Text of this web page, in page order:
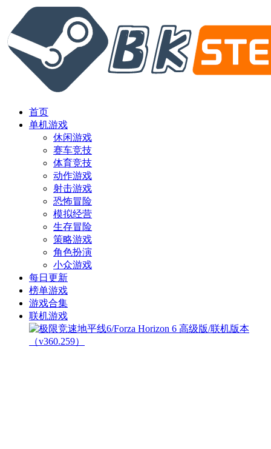
首页
单机游戏
休闲游戏
赛车竞技
体育竞技
动作游戏
射击游戏
恐怖冒险
模拟经营
生存冒险
策略游戏
角色扮演
小众游戏
每日更新
榜单游戏
游戏合集
联机游戏